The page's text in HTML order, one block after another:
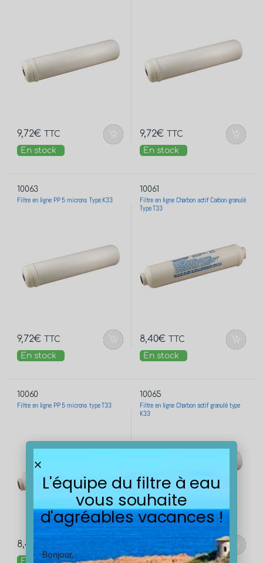
9,72€ TTC
En stock
9,72€ TTC
En stock
10063
Filtre en ligne PP 5 microns Type K33
9,72€ TTC
En stock
10061
Filtre en ligne Charbon actif Carbon granulé
Type T33
8,40€ TTC
En stock
10060
Filtre en ligne PP 5 microns type T33
8,40
En stock
10065
Filtre en ligne Charbon actif granulé type
K33
9,72 €
En stock
L'équipe du filtre à eau
vous souhaite
d'agréables vacances !
Bonjour,